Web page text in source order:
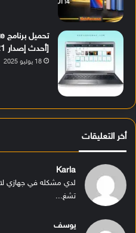
[أحدث إصدار 2021]
18 يوليو 2025
أخر التعليقات
Karla
لدي مشكله في جهازي لا
تشغ...
يوسف